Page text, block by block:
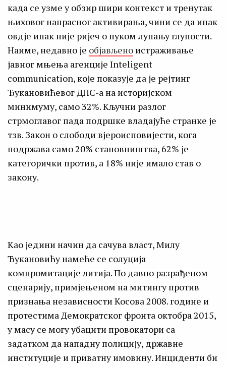
када се узме у обзир шири контекст и тренутак
њиховог напрасног активирања, чини се да ипак
овдје ипак није ријеч о пуком лупању глупости.
Наиме, недавно је објављеноистраживање
јавног мњења агенције Inteligent
communication, које показује да је рејтинг
Ђукановићевог ДПС-а на историјском
минимуму, само 32%. Кључни разлог
стрмоглавог пада подршке владајуће странке је
тзв. Закон о слободи вјероисповијести, кога
подржава само 20% становништва, 62% је
категорички против, а 18% није имало став о
закону.
Као једини начин да сачува власт, Милу
Ђукановићу намеће се солуција
компромитације литија. По давно разрађеном
сценарију, примјењеном на митингу против
признања независности Косова 2008. године и
протeстима Демократског фронта октобра 2015,
у масу се могу убацити провокатори са
задатком да нападну полицију, државне
институције и приватну имовину. Инциденти би